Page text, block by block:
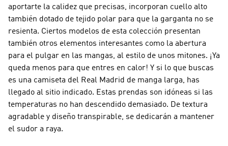
aportarte la calidez que precisas, incorporan cuello alto
también dotado de tejido polar para que la garganta no se
resienta. Ciertos modelos de esta colección presentan
también otros elementos interesantes como la abertura
para el pulgar en las mangas, al estilo de unos mitones. ¡Ya
queda menos para que entres en calor! Y si lo que buscas
es una camiseta del Real Madrid de manga larga, has
llegado al sitio indicado. Estas prendas son idóneas si las
temperaturas no han descendido demasiado. De textura
agradable y diseño transpirable, se dedicarán a mantener
el sudor a raya.